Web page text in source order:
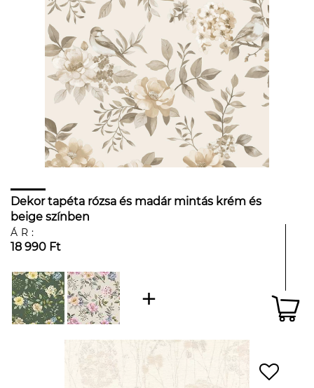
Dekor tapéta rózsa és madár mintás krém és
beige színben
ÁR:
18 990 Ft